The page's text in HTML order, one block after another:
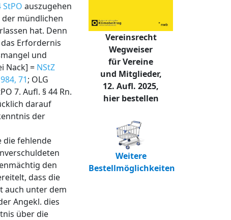
StPO auszugehen
mündlichen
hat. Denn
Erfordernis
und
Nack] = NStZ
71; OLG
7. Aufl. § 44 Rn.
darauf
der
die fehlende
den
dass die
auch unter dem
Angekl. dies
über die
Vereinsrecht
Wegweiser
für Vereine
und Mitglieder,
12. Aufl. 2025,
hier bestellen
Weitere
Bestellmöglichkeiten